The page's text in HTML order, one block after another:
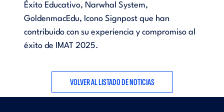
Éxito Educativo, Narwhal System,
GoldenmacEdu, Icono Signpost que han
contribuido con su experiencia y compromiso al
éxito de IMAT 2025.
VOLVER AL LISTADO DE NOTICIAS